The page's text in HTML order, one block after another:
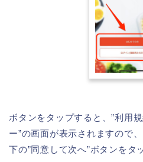
ボタンをタップすると、”利用
ー”の画面が表示されますので
下の”同意して次へ”ボタンをタ